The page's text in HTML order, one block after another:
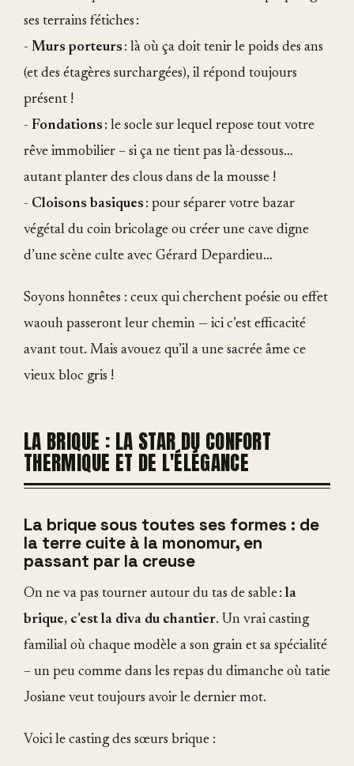
ses terrains fétiches :
- Murs porteurs: là où ça doit tenir le poids des ans
(et des étagères surchargées), il répond toujours
présent !
- Fondations: le socle sur lequel repose tout votre
rêve immobilier – si ça ne tient pas là-dessous…
autant planter des clous dans de la mousse !
- Cloisons basiques: pour séparer votre bazar
végétal du coin bricolage ou créer une cave digne
d’une scène culte avec Gérard Depardieu…
Soyons honnêtes : ceux qui cherchent poésie ou effet
waouh passeront leur chemin — ici c’est efficacité
avant tout. Mais avouez qu’il a une sacrée âme ce
vieux bloc gris !
LA BRIQUE : LA STAR DU CONFORT
THERMIQUE ET DE L'ÉLÉGANCE
La brique sous toutes ses formes : de
la terre cuite à la monomur, en
passant par la creuse
On ne va pas tourner autour du tas de sable : la
brique, c’est la diva du chantier. Un vrai casting
familial où chaque modèle a son grain et sa spécialité
– un peu comme dans les repas du dimanche où tatie
Josiane veut toujours avoir le dernier mot.
Voici le casting des sœurs brique :